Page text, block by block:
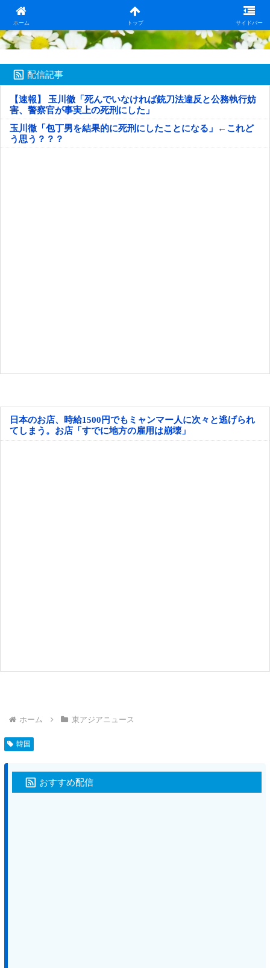
ホーム トップ サイドバー
日本第一！ニュース録
配信記事
【速報】 玉川徹「死んでいなければ銃刀法違反と公務執行妨
害、警察官が事実上の死刑にした」
玉川徹「包丁男を結果的に死刑にしたことになる」←これど
う思う？？？
日本のお店、時給1500円でもミャンマー人に次々と逃げられ
てしまう。お店「すでに地方の雇用は崩壊」
ホーム 東アジアニュース
韓国
おすすめ配信